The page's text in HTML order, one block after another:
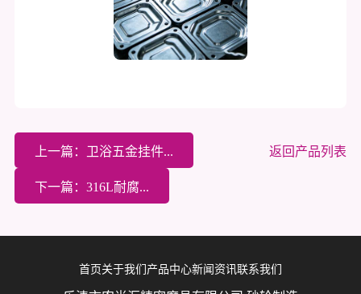
上一篇：卫浴五金挂件... 返回产品列表
下一篇：316L耐腐...
首页 关于我们 产品中心新闻资讯联系我们